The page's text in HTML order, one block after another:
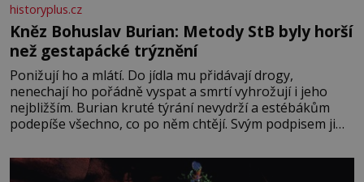
historyplus.cz
Kněz Bohuslav Burian: Metody StB byly horší
než gestapácké trýznění
Ponižují ho a mlátí. Do jídla mu přidávají drogy,
nenechají ho pořádně vyspat a smrtí vyhrožují i jeho
nejbližším. Burian kruté týrání nevydrží a estébákům
podepíše všechno, co po něm chtějí. Svým podpisem jim
fyzický ani psychický nátlak. Syn brněnského řezníka
chce být knězem a